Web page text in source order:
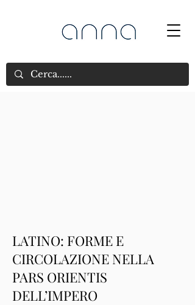
LATINO: FORME E
CIRCOLAZIONE NELLA
PARS ORIENTIS
DELL’IMPERO